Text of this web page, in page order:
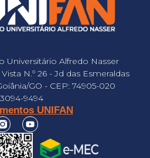
Universitário Alfredo Nasser
N.º 26 - Jd das Esmeraldas
GO - CEP: 74905-020
3094-9494
UNIFAN